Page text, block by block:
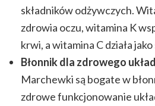
składników odżywczych.
zdrowia oczu, witamina K
krwi, a witamina C działa
Błonnik dla zdrowego
Marchewki są bogate w
zdrowe funkcjonowanie